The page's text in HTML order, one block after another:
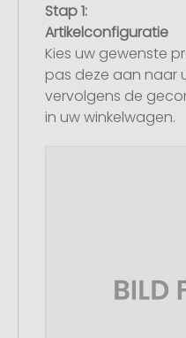
Stap 1:
Artikelconfiguratie
Kies uw gewenste
pas deze aan naar
vervolgens de
in uw winkelwagen.